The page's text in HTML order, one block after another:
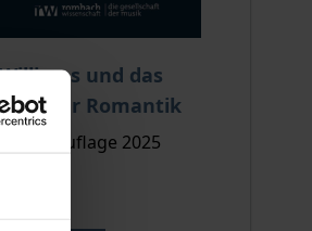
Produktoption auf der
und das
der Romantik
dieses Titels richtet sich nach
1. Auflage 2025